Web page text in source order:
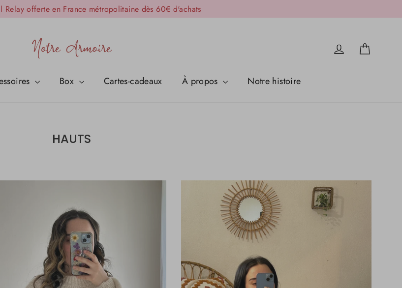
Relay offerte en France métropolitaine dès 60€ d'achats
Se connecter
Box Cartes-cadeaux À propos Notre histoire
HAUTS